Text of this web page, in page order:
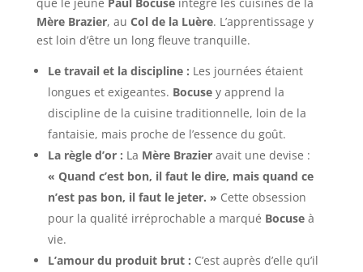
Mère Brazier, au Col de la Luère. L’apprentissage y
est loin d’être un long fleuve tranquille.
Le travail et la discipline : Les journées étaient
longues et exigeantes. Bocusey apprend la
discipline de la cuisine traditionnelle, loin de la
fantaisie, mais proche de l’essence du goût.
La règle d’or : La Mère Brazieravait une devise :
« Quand c’est bon, il faut le dire, mais quand ce
n’est pas bon, il faut le jeter. » Cette obsession
pour la qualité irréprochable a marqué Bocuseà
vie.
L’amour du produit brut : C’est auprès d’elle qu’il